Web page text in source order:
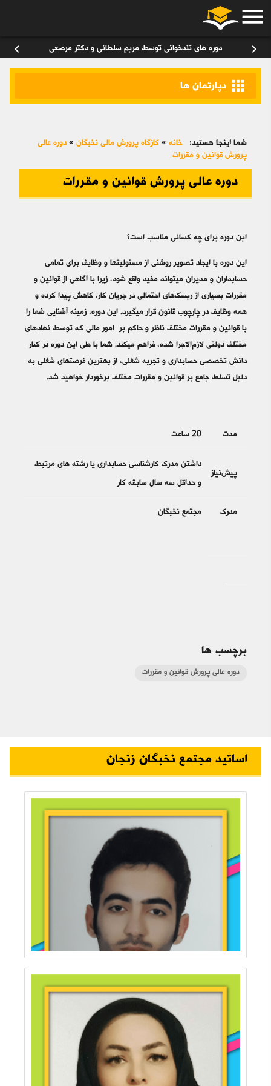
menu
chevron_right دوره های تندخوانی توسط مریم سلطانی و دکتر مرصعی chevron_left
apps دپارتمان ها
شما اینجا هستید: خانه » کازگاه پرورش مالی نخبگان » دوره عالی
پرورش قوانین و مقررات
دوره عالی پرورش قوانین و مقررات
این دوره برای چه کسانی مناسب است؟
این دوره با ایجاد تصویر روشنی از مسئولیت­‎ها و وظایف برای تمامی
حسابداران و مدیران می­‎تواند مفید واقع شود، زیرا با آگاهی از قوانین و
مقررات بسیاری از ریسک­‌های احتمالی در جریان کار، کاهش پیدا کرده و
همه وظایف در چارچوب قانون قرار می­‎گیرد. این دوره، زمینه آشنایی شما را
با قوانین و مقررات مختلف ناظر و حاکم بر امور مالی که توسط نهادهای
مختلف دولتی لازم‌الاجرا شده، فراهم می­‎کند. شما با طی این دوره در کنار
دانش تخصصی حسابداری و تجربه شغلی، از بهترین­ فرصت­‎های شغلی به
دلیل تسلط جامع بر قوانین و مقررات مختلف برخوردار خواهید شد.
مدت 20 ساعت
پیش‌نیاز
داشتن مدرک کارشناسی حسابداری یا رشته های مرتبط
و حداقل سه سال سابقه کار
مدرک مجتمع نخبگان
برچسب ها
دوره عالی پرورش قوانین و مقررات
اساتید مجتمع نخبگان زنجان